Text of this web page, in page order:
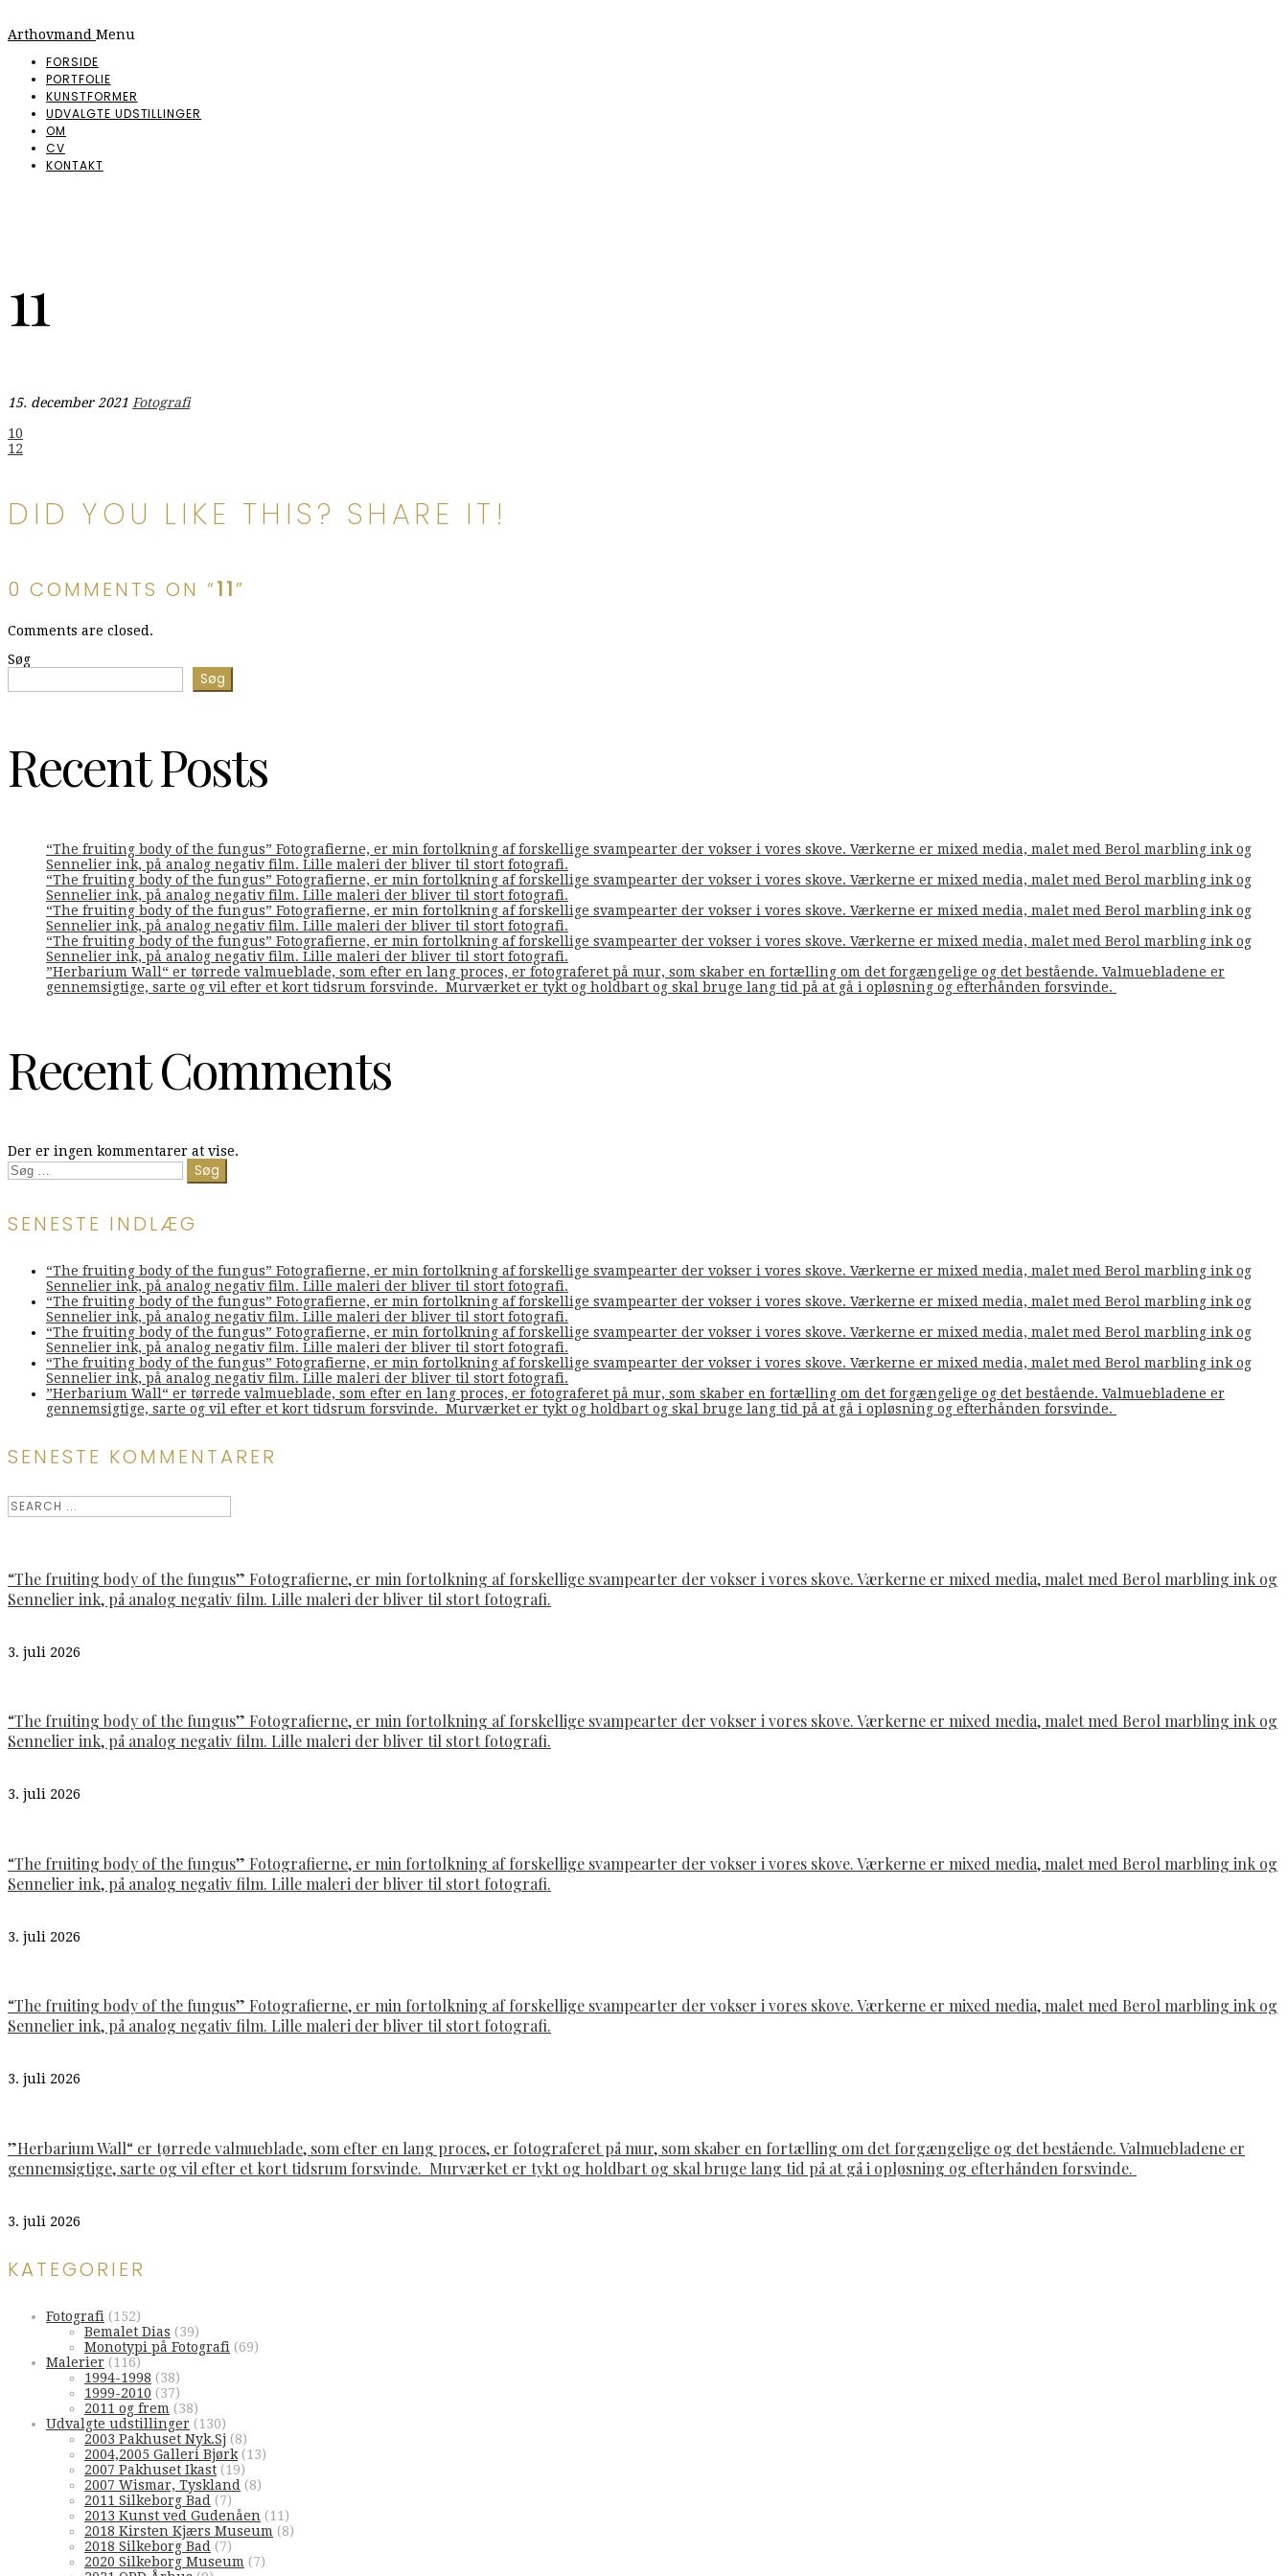
Arthovmand Menu
FORSIDE
PORTFOLIE
KUNSTFORMER
UDVALGTE UDSTILLINGER
OM
CV
KONTAKT
11
15. december 2021 Fotografi
Indlægsnavigation
10
12
DID YOU LIKE THIS? SHARE IT!
0 COMMENTS ON “11”
Comments are closed.
Søg
Søg
Recent Posts
“The fruiting body of the fungus” Fotografierne, er min fortolkning af forskellige svampearter der vokser i vores skove. Værkerne er mixed media, malet med Berol marbling ink og
Sennelier ink, på analog negativ film. Lille maleri der bliver til stort fotografi.
“The fruiting body of the fungus” Fotografierne, er min fortolkning af forskellige svampearter der vokser i vores skove. Værkerne er mixed media, malet med Berol marbling ink og
Sennelier ink, på analog negativ film. Lille maleri der bliver til stort fotografi.
“The fruiting body of the fungus” Fotografierne, er min fortolkning af forskellige svampearter der vokser i vores skove. Værkerne er mixed media, malet med Berol marbling ink og
Sennelier ink, på analog negativ film. Lille maleri der bliver til stort fotografi.
“The fruiting body of the fungus” Fotografierne, er min fortolkning af forskellige svampearter der vokser i vores skove. Værkerne er mixed media, malet med Berol marbling ink og
Sennelier ink, på analog negativ film. Lille maleri der bliver til stort fotografi.
”Herbarium Wall“ er tørrede valmueblade, som efter en lang proces, er fotograferet på mur, som skaber en fortælling om det forgængelige og det bestående. Valmuebladene er
gennemsigtige, sarte og vil efter et kort tidsrum forsvinde. Murværket er tykt og holdbart og skal bruge lang tid på at gå i opløsning og efterhånden forsvinde.
Recent Comments
Der er ingen kommentarer at vise.
Søg
efter:
SENESTE INDLÆG
“The fruiting body of the fungus” Fotografierne, er min fortolkning af forskellige svampearter der vokser i vores skove. Værkerne er mixed media, malet med Berol marbling ink og
Sennelier ink, på analog negativ film. Lille maleri der bliver til stort fotografi.
“The fruiting body of the fungus” Fotografierne, er min fortolkning af forskellige svampearter der vokser i vores skove. Værkerne er mixed media, malet med Berol marbling ink og
Sennelier ink, på analog negativ film. Lille maleri der bliver til stort fotografi.
“The fruiting body of the fungus” Fotografierne, er min fortolkning af forskellige svampearter der vokser i vores skove. Værkerne er mixed media, malet med Berol marbling ink og
Sennelier ink, på analog negativ film. Lille maleri der bliver til stort fotografi.
“The fruiting body of the fungus” Fotografierne, er min fortolkning af forskellige svampearter der vokser i vores skove. Værkerne er mixed media, malet med Berol marbling ink og
Sennelier ink, på analog negativ film. Lille maleri der bliver til stort fotografi.
”Herbarium Wall“ er tørrede valmueblade, som efter en lang proces, er fotograferet på mur, som skaber en fortælling om det forgængelige og det bestående. Valmuebladene er
gennemsigtige, sarte og vil efter et kort tidsrum forsvinde. Murværket er tykt og holdbart og skal bruge lang tid på at gå i opløsning og efterhånden forsvinde.
SENESTE KOMMENTARER
“The fruiting body of the fungus” Fotografierne, er min fortolkning af forskellige svampearter der vokser i vores skove. Værkerne er mixed media, malet med Berol marbling ink og
Sennelier ink, på analog negativ film. Lille maleri der bliver til stort fotografi.
3. juli 2026
“The fruiting body of the fungus” Fotografierne, er min fortolkning af forskellige svampearter der vokser i vores skove. Værkerne er mixed media, malet med Berol marbling ink og
Sennelier ink, på analog negativ film. Lille maleri der bliver til stort fotografi.
3. juli 2026
“The fruiting body of the fungus” Fotografierne, er min fortolkning af forskellige svampearter der vokser i vores skove. Værkerne er mixed media, malet med Berol marbling ink og
Sennelier ink, på analog negativ film. Lille maleri der bliver til stort fotografi.
3. juli 2026
“The fruiting body of the fungus” Fotografierne, er min fortolkning af forskellige svampearter der vokser i vores skove. Værkerne er mixed media, malet med Berol marbling ink og
Sennelier ink, på analog negativ film. Lille maleri der bliver til stort fotografi.
3. juli 2026
”Herbarium Wall“ er tørrede valmueblade, som efter en lang proces, er fotograferet på mur, som skaber en fortælling om det forgængelige og det bestående. Valmuebladene er
gennemsigtige, sarte og vil efter et kort tidsrum forsvinde. Murværket er tykt og holdbart og skal bruge lang tid på at gå i opløsning og efterhånden forsvinde.
3. juli 2026
KATEGORIER
Fotografi (152)
Bemalet Dias (39)
Monotypi på Fotografi (69)
Malerier (116)
1994-1998 (38)
1999-2010 (37)
2011 og frem (38)
Udvalgte udstillinger (130)
2003 Pakhuset Nyk.Sj (8)
2004,2005 Galleri Bjørk (13)
2007 Pakhuset Ikast (19)
2007 Wismar, Tyskland (8)
2011 Silkeborg Bad (7)
2013 Kunst ved Gudenåen (11)
2018 Kirsten Kjærs Museum (8)
2018 Silkeborg Bad (7)
2020 Silkeborg Museum (7)